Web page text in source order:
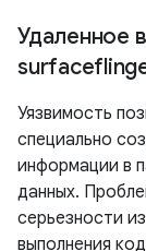
Удаленное
Уязвимость
специально
информации в
данных.
серьезности
выполнения